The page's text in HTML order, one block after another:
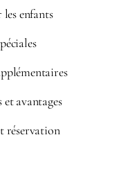
enfants
avantages
réservation